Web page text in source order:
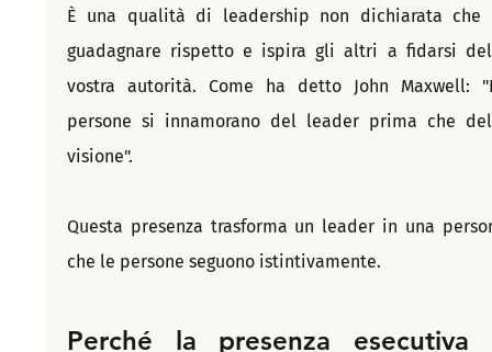
È una qualità di leadership non dichiarata che
guadagnare rispetto e ispira gli altri a fidarsi
vostra autorità. Come ha detto John Maxwell:
persone si innamorano del leader prima che
visione".
Questa presenza trasforma un leader in una
che le persone seguono istintivamente.
Perché la presenza esecutiva